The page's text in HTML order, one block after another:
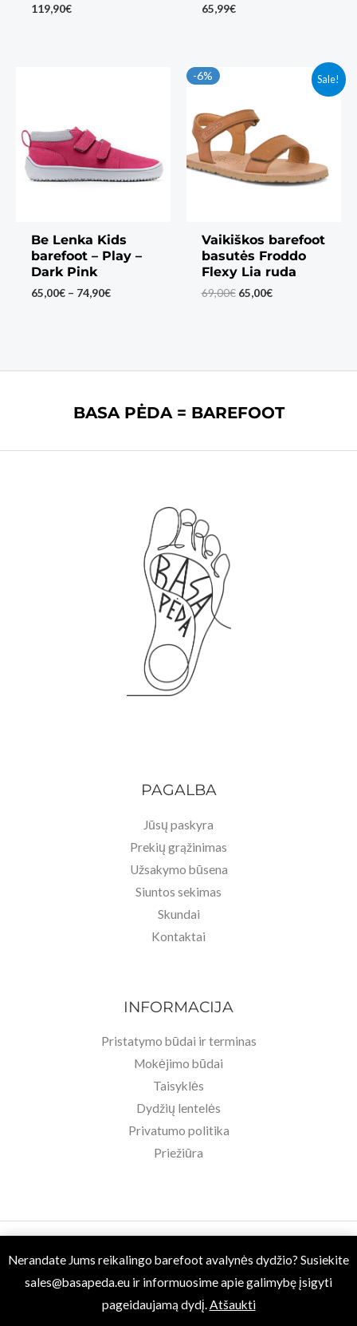
Nerandate Jums reikalingo barefoot avalynės dydžio? Susiekite
sales@basapeda.eu ir informuosime apie galimybę įsigyti
pageidaujamą dydį. Atšaukti
119,90€ 65,99€
Be Lenka Kids
barefoot – Play –
Dark Pink
65,00€ – 74,90€Price
Sale!
-6%
Vaikiškos barefoot
basutės Froddo
Flexy Lia ruda
69,00€ Original
65,00€Current
BASA PĖDA = BAREFOOT
PAGALBA
Jūsų paskyra
Prekių grąžinimas
Užsakymo būsena
Siuntos sekimas
Skundai
Kontaktai
INFORMACIJA
Pristatymo būdai ir terminas
Mokėjimo būdai
Taisyklės
Dydžių lentelės
Privatumo politika
Priežiūra